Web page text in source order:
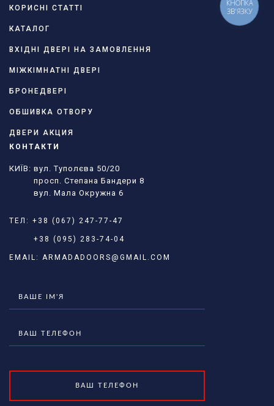
КОРИСНІ СТАТТІ
КАТАЛОГ
ВХІДНІ ДВЕРІ НА ЗАМОВЛЕННЯ
МІЖКІМНАТНІ ДВЕРІ
БРОНЕДВЕРІ
ОБШИВКА ОТВОРУ
ДВЕРИ АКЦИЯ
КОНТАКТИ
КИЇВ: вул. Туполєва 50/20
просп. Степана Бандери 8
вул. Мала Окружна 6
ТЕЛ: +38 (067) 247-77-47
+38 (095) 283-74-04
EMAIL: ARMADADOORS@GMAIL.COM
КНОПКА
ЗВ'ЯЗКУ